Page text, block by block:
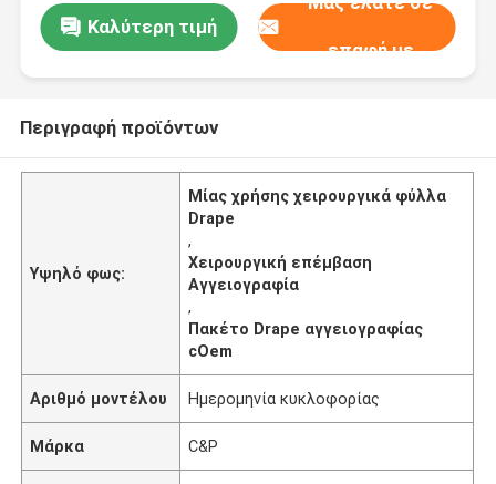
Καλύτερη τιμή
επαφή με
Περιγραφή προϊόντων
Υψηλό φως:
Μίας χρήσης χειρουργικά φύλλα
Drape
,
Χειρουργική επέμβαση
Αγγειογραφία
,
Πακέτο Drape αγγειογραφίας
cOem
Αριθμό μοντέλου Ημερομηνία κυκλοφορίας
Μάρκα C&P